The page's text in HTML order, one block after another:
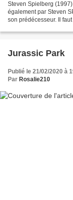
Steven Spielberg
également par Steven
son prédécesseur. Il
Jurassic Park
Publié le 21/02/2020 à
Par Rosalie210